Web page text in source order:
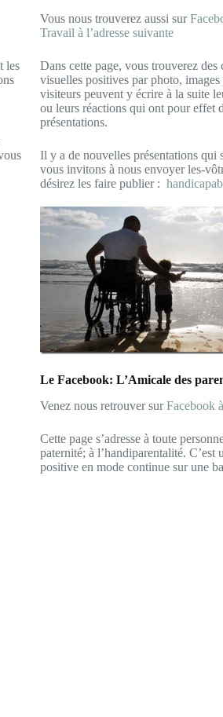
les
Vous nous trouverez aussi sur
Travail à l’adresse suivante
Dans cette page, vous trouverez des
visuelles positives par photo,
visiteurs peuvent y écrire à la suite
ou leurs réactions qui ont pour effet
présentations.
Il y a de nouvelles présentations qui
vous invitons à nous envoyer les-
désirez les faire publier :
Le Facebook: L’Amicale des
Venez nous retrouver surFacebook
Cette page s’adresse à toute
paternité; à l’handiparentalité.
positive en mode continue sur une